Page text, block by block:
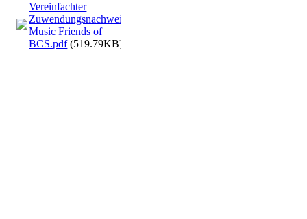
Vereinfachter
Zuwendungsnachweis
Music Friends of
BCS.pdf(519.79KB)